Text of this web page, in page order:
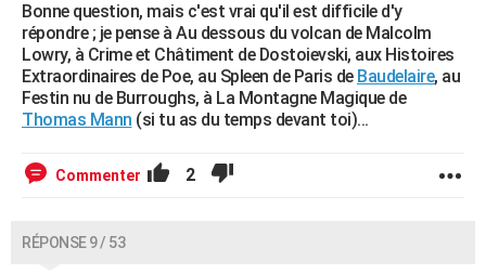
Bonne question, mais c'est vrai qu'il est difficile d'y
répondre ; je pense à Au dessous du volcan de Malcolm
Lowry, à Crime et Châtiment de Dostoievski, aux Histoires
Extraordinaires de Poe, au Spleen de Paris de Baudelaire, au
Festin nu de Burroughs, à La Montagne Magique de
Thomas Mann (si tu as du temps devant toi)...
Commenter 2
RÉPONSE 9 / 53